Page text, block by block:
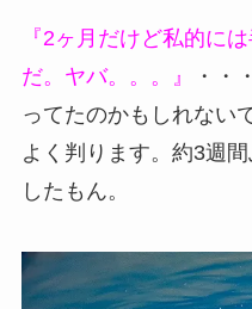
『2ヶ月だけど私的に
だ。ヤバ。。。』
・・
ってたのかもしれない
よく判ります。約3週
したもん。